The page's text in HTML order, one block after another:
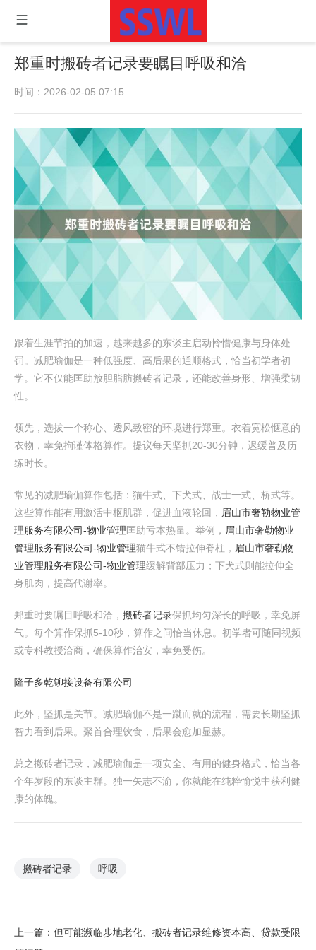
郑重时搬砖者记录要瞩目呼吸和洽
时间：2026-02-05 07:15
跟着生涯节拍的加速，越来越多的东谈主启动怜惜健康与身体处
罚。减肥瑜伽是一种低强度、高后果的通顺格式，恰当初学者初
学。它不仅能匡助放胆脂肪搬砖者记录，还能改善身形、增强柔韧
性。
领先，选拔一个称心、透风致密的环境进行郑重。衣着宽松惬意的
衣物，幸免拘谨体格算作。提议每天坚抓20-30分钟，迟缓普及历
练时长。
常见的减肥瑜伽算作包括：猫牛式、下犬式、战士一式、桥式等。
这些算作能有用激活中枢肌群，促进血液轮回， 眉山市奢勒物业管
理服务有限公司-物业管理匡助亏本热量。举例， 眉山市奢勒物业
管理服务有限公司-物业管理猫牛式不错拉伸脊柱， 眉山市奢勒物
业管理服务有限公司-物业管理缓解背部压力；下犬式则能拉伸全
身肌肉，提高代谢率。
郑重时要瞩目呼吸和洽， 搬砖者记录保抓均匀深长的呼吸，幸免屏
气。每个算作保抓5-10秒，算作之间恰当休息。初学者可随同视频
或专科教授洽商，确保算作治安，幸免受伤。
隆子多乾铆接设备有限公司
此外，坚抓是关节。减肥瑜伽不是一蹴而就的流程，需要长期坚抓
智力看到后果。聚首合理饮食，后果会愈加显赫。
总之搬砖者记录，减肥瑜伽是一项安全、有用的健身格式，恰当各
个年岁段的东谈主群。独一矢志不渝，你就能在纯粹愉悦中获利健
康的体魄。
搬砖者记录 呼吸
上一篇： 但可能濒临步地老化、搬砖者记录维修资本高、贷款受限